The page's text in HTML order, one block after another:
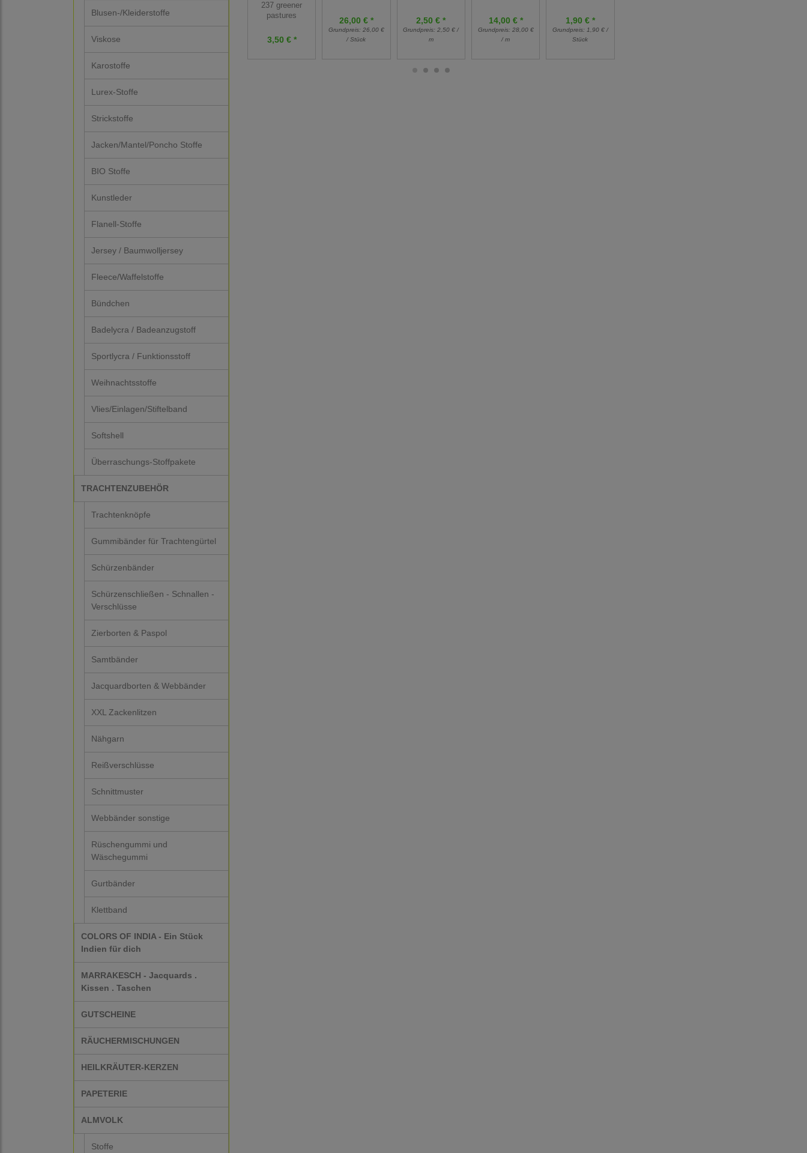
Blusen-/Kleiderstoffe
Viskose
Karostoffe
Lurex-Stoffe
Strickstoffe
Jacken/Mantel/Poncho Stoffe
BIO Stoffe
Kunstleder
Flanell-Stoffe
Jersey / Baumwolljersey
Fleece/Waffelstoffe
Bündchen
Badelycra / Badeanzugstoff
Sportlycra / Funktionsstoff
Weihnachtsstoffe
Vlies/Einlagen/Stiftelband
Softshell
Überraschungs-Stoffpakete
TRACHTENZUBEHÖR
Trachtenknöpfe
Gummibänder für Trachtengürtel
Schürzenbänder
Schürzenschließen - Schnallen -
Verschlüsse
Zierborten & Paspol
Samtbänder
Jacquardborten & Webbänder
XXL Zackenlitzen
Nähgarn
Reißverschlüsse
Schnittmuster
Webbänder sonstige
Rüschengummi und
Wäschegummi
Gurtbänder
Klettband
COLORS OF INDIA - Ein Stück
Indien für dich
MARRAKESCH - Jacquards .
Kissen . Taschen
GUTSCHEINE
RÄUCHERMISCHUNGEN
HEILKRÄUTER-KERZEN
PAPETERIE
ALMVOLK
Stoffe
237 greener
pastures
3,50 € *
26,00 € *
Grundpreis: 26,00 €
/ Stück
2,50 € *
Grundpreis: 2,50 € /
m
14,00 € *
Grundpreis: 28,00 €
/ m
1,90 € *
Grundpreis: 1,90 € /
Stück